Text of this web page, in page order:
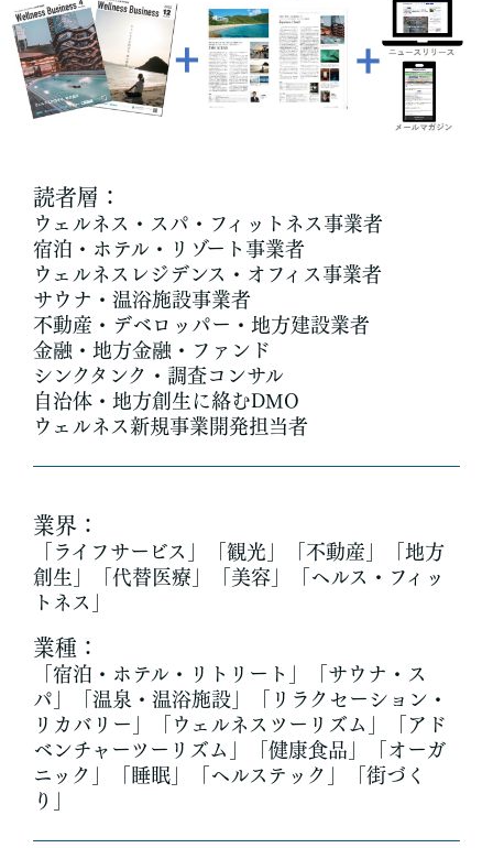
読者層：
ウェルネス・スパ・フィットネス事業者
宿泊・ホテル・リゾート事業者
ウェルネスレジデンス・オフィス事業者
サウナ・温浴施設事業者
不動産・デベロッパー・地方建設業者
金融・地方金融・ファンド
シンクタンク・調査コンサル
自治体・地方創生に絡むDMO
ウェルネス新規事業開発担当者
業界：
「ライフサービス」「観光」「不動産」「地方
創生」「代替医療」「美容」「ヘルス・フィッ
トネス」
業種：
「宿泊・ホテル・リトリート」「サウナ・ス
パ」「温泉・温浴施設」「リラクセーション・
リカバリー」「ウェルネスツーリズム」「アド
ベンチャーツーリズム」「健康食品」「オーガ
ニック」「睡眠」「ヘルステック」「街づく
り」